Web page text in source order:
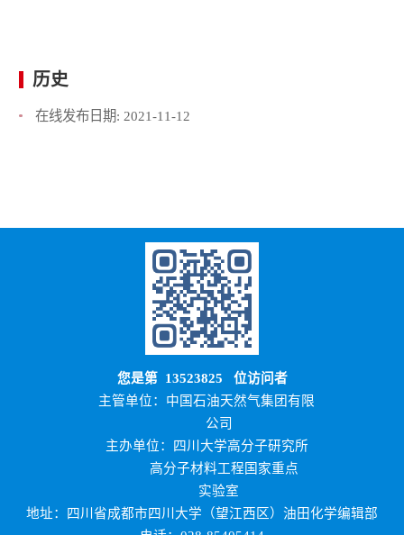
历史
在线发布日期: 2021-11-12
您是第 13523825 位访问者
主管单位：中国石油天然气集团有限
公司
主办单位：四川大学高分子研究所
高分子材料工程国家重点
实验室
地址：四川省成都市四川大学（望江西区）油田化学编辑部